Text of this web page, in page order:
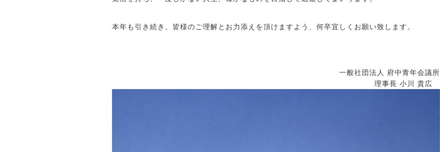
本年も引き続き、皆様のご理解とお力添えを頂けますよう、何卒宜しくお願い致します。
一般社団法人 府中青年会議所
理事長 小川 貴広